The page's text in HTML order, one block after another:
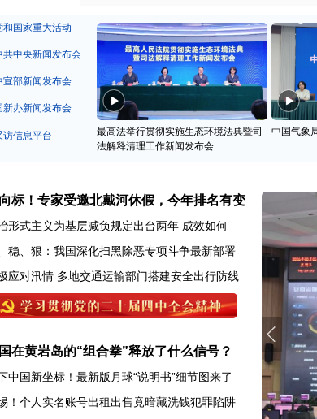
和国家重大活动
共中央新闻发布会
宣部新闻发布会
新办新闻发布会
访信息平台
最高法举行贯彻实施生态环境法典暨司
法解释清理工作新闻发布会
中国气象
标！专家受邀北戴河休假，今年排名有变
形式主义为基层减负规定出台两年 成效如何
稳、狠：我国深化扫黑除恶专项斗争最新部署
应对汛情 多地交通运输部门搭建安全出行防线
在黄岩岛的“组合拳”释放了什么信号？
中国新坐标！最新版月球“说明书”细节图来了
！个人实名账号出租出售竟暗藏洗钱犯罪陷阱